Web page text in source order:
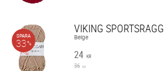
VIKING SPORTSRAGG
Beige
24 KR
36 KR
SPARA
33%